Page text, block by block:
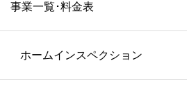
事業一覧･料金表
ホームインスペクション